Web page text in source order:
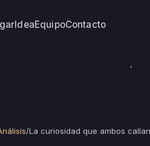
IdeaEquipoContacto
/La curiosidad que ambos callan